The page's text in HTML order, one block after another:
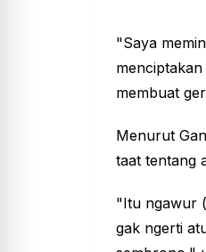
"Saya
membuat
Menurut
taat tentang
"Itu ngawur
gak ngerti